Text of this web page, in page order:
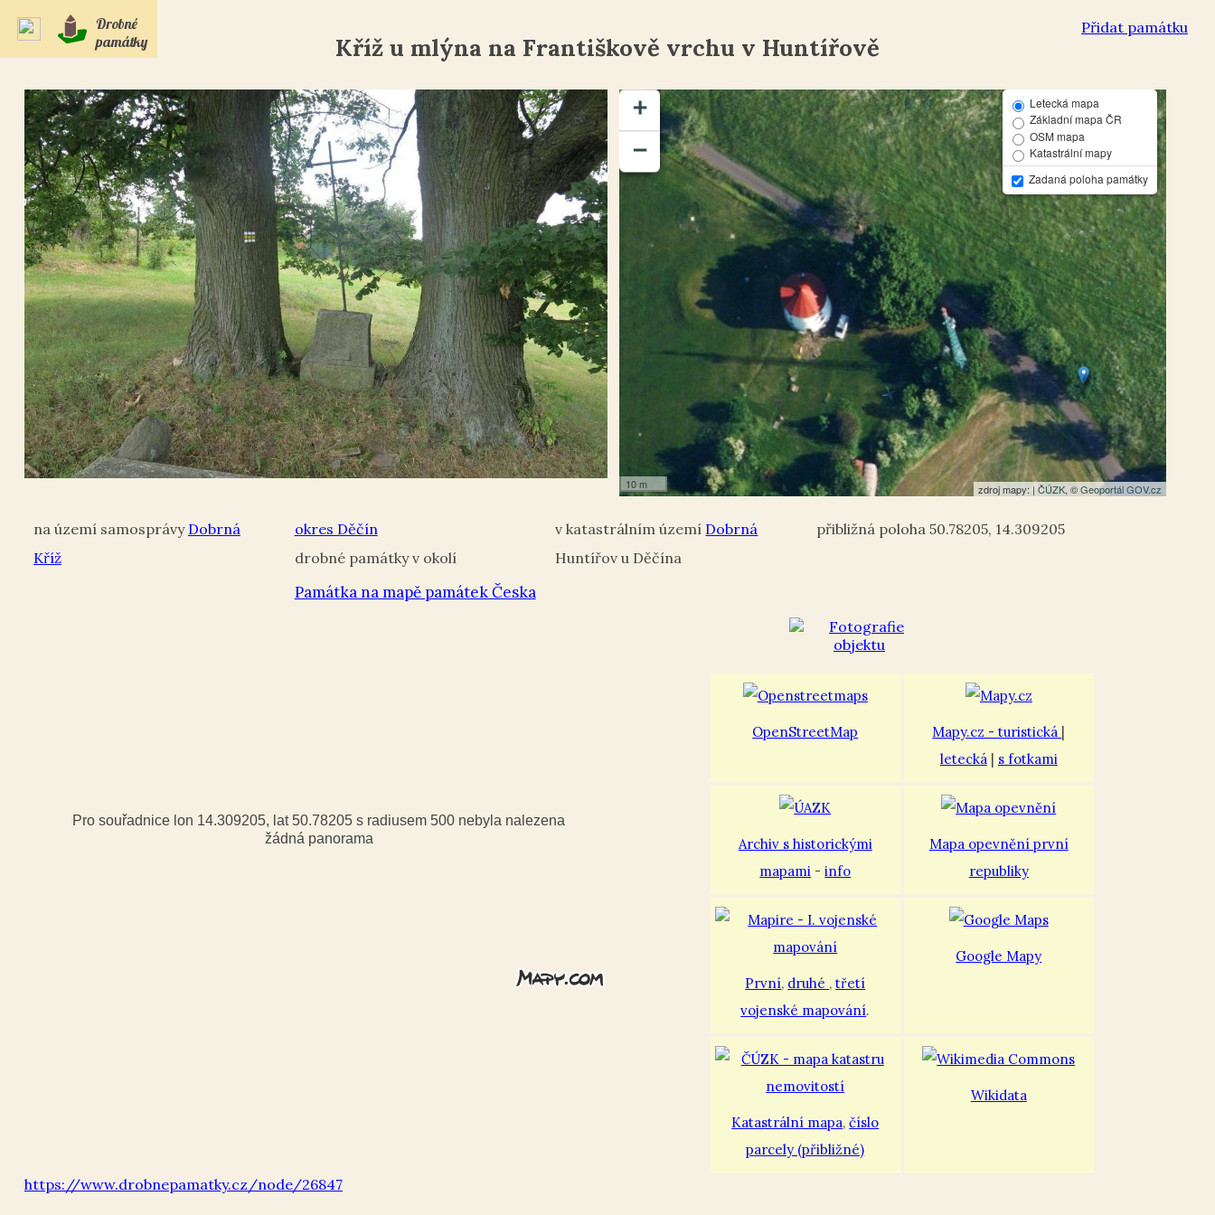
Přidat památku
Drobné
památky
Kříž u mlýna na Františkově vrchu v Huntířově
+
−
Letecká mapa
Základní mapa ČR
OSM mapa
Katastrální mapy
Zadaná poloha památky
10 m zdroj mapy: |ČÚZK, ©Geoportál GOV.cz
Dobrná okres Děčín Dobrná 50.78205, 14.309205
Kříž
Památka na mapě památek Česka
Huntířov u Děčína
Pro souřadnice lon 14.309205, lat 50.78205 s radiusem 500 nebyla nalezena
žádná panorama
OpenStreetMap Mapy.cz - turistická |
letecká| s fotkami
Archiv s historickými
mapami -info
Mapa opevnění první
republiky
První, druhé ,třetí
vojenské mapování.
Google Mapy
Katastrální mapa,číslo
parcely (přibližné)
Wikidata
https://www.drobnepamatky.cz/node/26847